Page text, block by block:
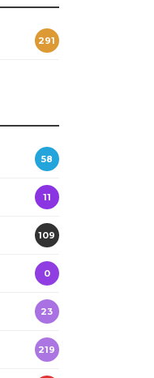
291
58
11
109
0
23
219